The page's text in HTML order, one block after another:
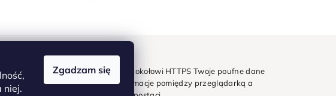
niej.
Zgadzam się
bezpiecznie w Diamondi. Dzięki protokołowi HTTPS Twoje poufne dane
bezpieczne - wszystkie informacje pomiędzy przeglądarką a